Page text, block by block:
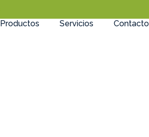
Productos Servicios Contacto